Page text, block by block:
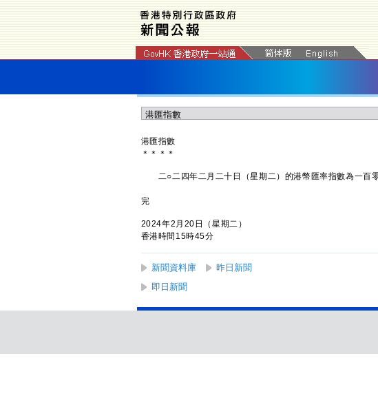
港匯指數
＊ ＊ ＊ ＊
二○二四年二月二十日（星期二）的港幣匯率指數為一百零
完
2024年2月20日（星期二）
香港時間15時45分
新聞資料庫 昨日新聞
即日新聞